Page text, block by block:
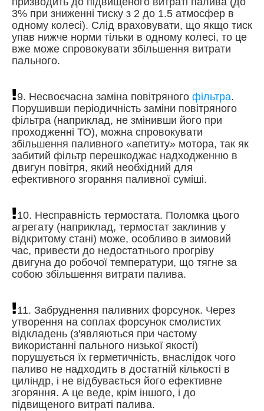
3% при зниженні тиску з 2 до 1.5 атмосфер в
одному колесі). Слід враховувати, що якщо тиск
упав нижче норми тільки в одному колесі, то це
вже може спровокувати збільшення витрати
пального.
9. Несвоєчасна заміна повітряного фільтра.
Порушивши періодичність заміни повітряного
фільтра (наприклад, не змінивши його при
проходженні ТО), можна спровокувати
збільшення паливного «апетиту» мотора, так як
забитий фільтр перешкоджає надходженню в
двигун повітря, який необхідний для
ефективного згорання паливної суміші.
10. Несправність термостата. Поломка цього
агрегату (наприклад, термостат заклинив у
відкритому стані) може, особливо в зимовий
час, привести до недостатнього прогріву
двигуна до робочої температури, що тягне за
собою збільшення витрати палива.
11. Забруднення паливних форсунок. Через
утворення на соплах форсунок смолистих
відкладень (з'являються при частому
використанні пального низької якості)
порушується їх герметичність, внаслідок чого
паливо не надходить в достатній кількості в
циліндр, і не відбувається його ефективне
згоряння. А це веде, крім іншого, і до
підвищеного витраті палива.